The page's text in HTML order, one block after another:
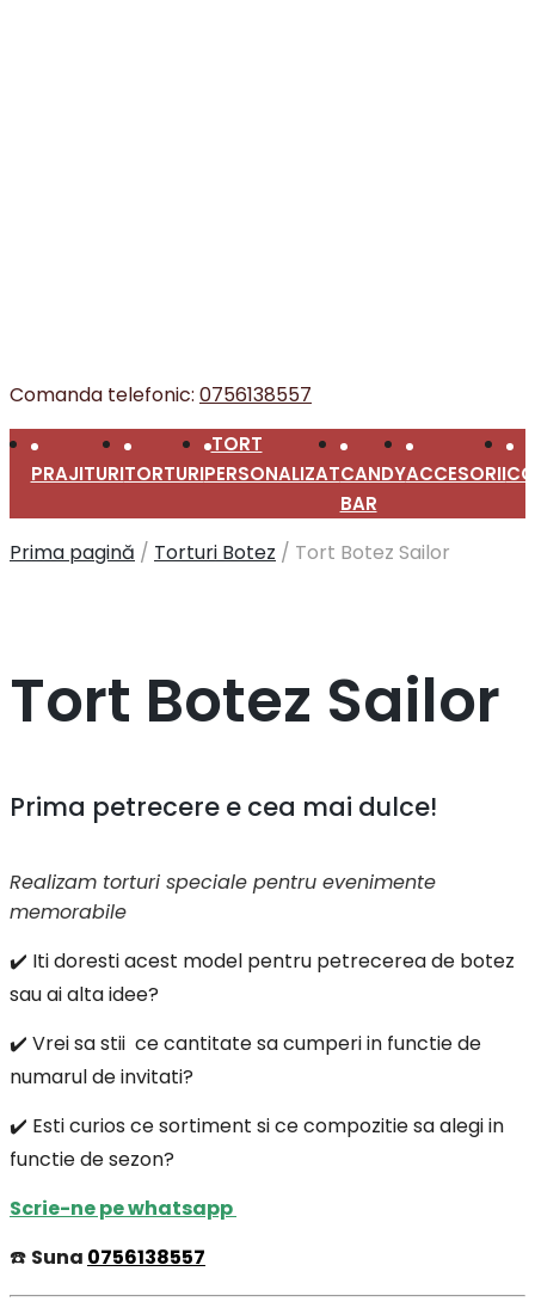
Comanda telefonic: 0756138557
PRAJITURITORTURI
TORT
PERSONALIZATCANDY
BAR
ACCESORII
Prima pagină / Torturi Botez / Tort Botez Sailor
Tort Botez Sailor
Prima petrecere e cea mai dulce!
Realizam torturi speciale pentru evenimente
memorabile
✔️ Iti doresti acest model pentru petrecerea de botez
sau ai alta idee?
✔️ Vrei sa stii ce cantitate sa cumperi in functie de
numarul de invitati?
✔️ Esti curios ce sortiment si ce compozitie sa alegi in
functie de sezon?
Scrie-ne pe whatsapp
☎️ Suna 0756138557